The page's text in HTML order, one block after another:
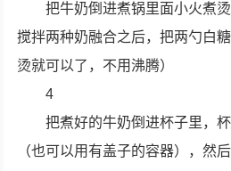
把牛奶倒进煮锅里面小火煮
搅拌两种奶融合之后，把两勺白
烫就可以了，不用沸腾）
4
把煮好的牛奶倒进杯子里，
（也可以用有盖子的容器），然